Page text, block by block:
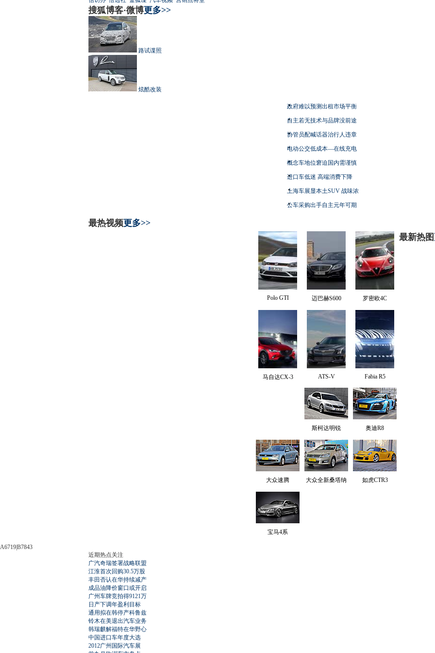
搜狐博客·微博更多>>
路试谍照
炫酷改装
政府难以预测出租市场平衡
自主若无技术与品牌没前途
协管员配喊话器治行人违章
电动公交低成本—在线充电
概念车地位窘迫国内需谨慎
进口车低迷 高端消费下降
上海车展显本土SUV 战味浓
公车采购出手自主元年可期
最热视频更多>>
Polo GTI 迈巴赫S600 罗密欧4C
马自达CX-3 ATS-V Fabia R5
最新热图
斯柯达明锐 奥迪R8
大众速腾 大众全新桑塔纳 如虎CTR3
宝马4系
A6719|B7843
近期热点关注
广汽奇瑞签署战略联盟
江淮首次回购30.5万股
丰田否认在华持续减产
成品油降价窗口或开启
广州车牌竞拍得9121万
日产下调年盈利目标
通用拟在韩停产科鲁兹
铃木在美退出汽车业务
韩瑞麒解福特在华野心
中国进口车年度大选
2012广州国际汽车展